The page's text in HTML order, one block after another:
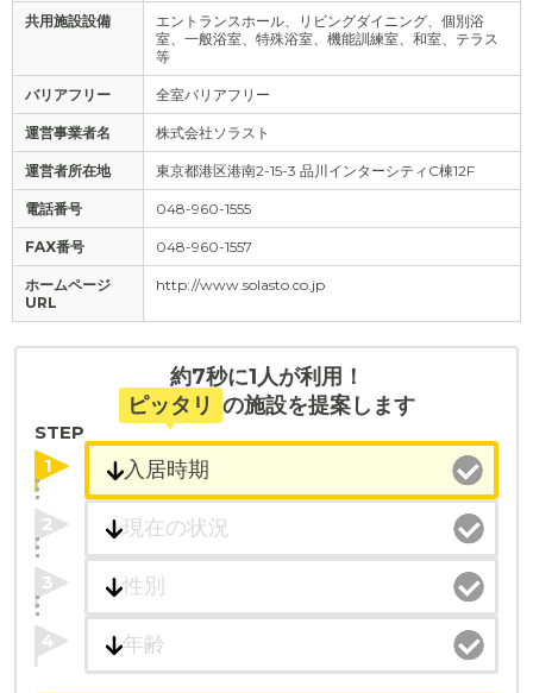
共用施設設備
エントランスホール、リビングダイニング、個別浴
室、一般浴室、特殊浴室、機能訓練室、和室、テラス
等
バリアフリー 全室バリアフリー
運営事業者名 株式会社ソラスト
運営者所在地 東京都港区港南2-15-3 品川インターシティC棟12F
電話番号 048-960-1555
FAX番号 048-960-1557
ホームページ
URL
http://www.solasto.co.jp
約7秒に1人が利用！
ピッタリ の施設を提案します
STEP
1
2
3
4